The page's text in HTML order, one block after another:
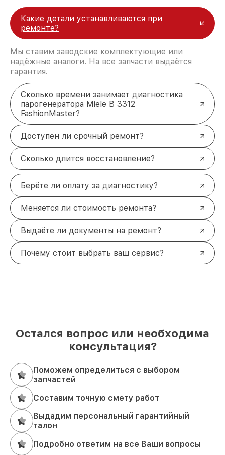
Какие детали устанавливаются при
ремонте?
Мы ставим заводские комплектующие или
надёжные аналоги. На все запчасти выдаётся
гарантия.
Сколько времени занимает диагностика
парогенератора Miele B 3312
FashionMaster?
Доступен ли срочный ремонт?
Сколько длится восстановление?
Берёте ли оплату за диагностику?
Меняется ли стоимость ремонта?
Выдаёте ли документы на ремонт?
Почему стоит выбрать ваш сервис?
Остался вопрос или необходима
консультация?
Поможем определиться с выбором
запчастей
Составим точную смету работ
Выдадим персональный гарантийный
талон
Подробно ответим на все Ваши вопросы